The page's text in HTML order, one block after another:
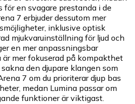
för en svagare prestanda i de
7 erbjuder dessutom mer
inklusive optisk
mjukvaruinställning för ljud och
en mer anpassningsbar
är mer fokuserad på kompakthet
den djupare klangen som
7 om du prioriterar djup bas
medan Lumina passar om
funktioner är viktigast.